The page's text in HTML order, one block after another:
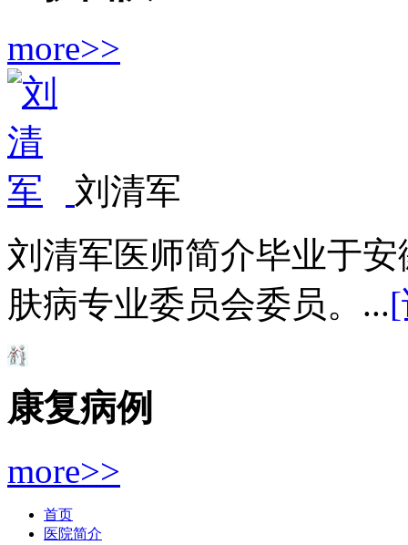
more>>
刘清军
刘清军医师简介毕业于
肤病专业委员会委员。...
康复病例
more>>
首页
医院简介